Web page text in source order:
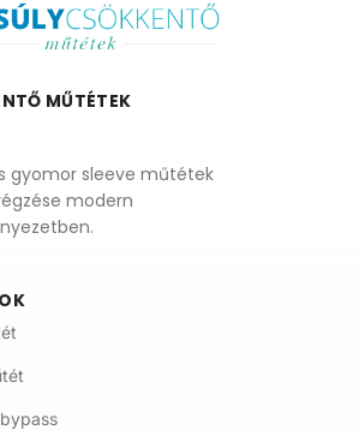
MŰTÉTEK
gyomor sleeve műtétek
modern